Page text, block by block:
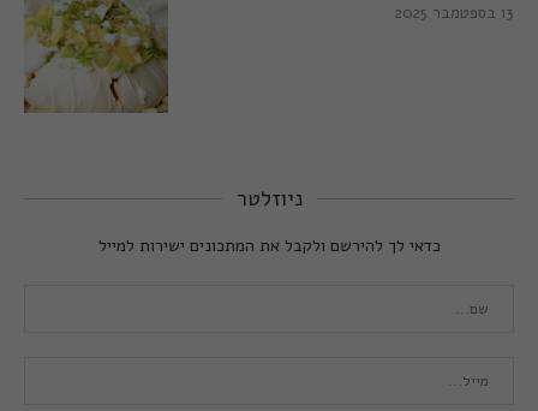
13 בספטמבר 2025
ניוזלטר
כדאי לך להירשם ולקבל את המתכונים ישירות למייל